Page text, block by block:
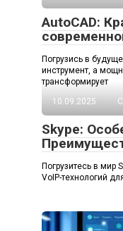
AutoCAD:
Погрузись в
инструмент, а
трансформирует
10.09.2025
Skype:
Погрузитесь в мир
VoIP-технологий